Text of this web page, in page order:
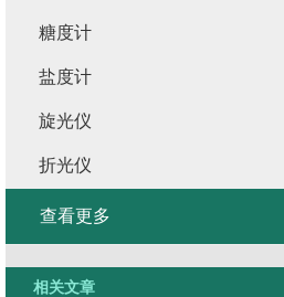
糖度计
盐度计
旋光仪
折光仪
查看更多
相关文章